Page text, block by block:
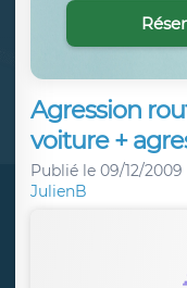
Agression
voiture +
Publié le 09/12/2009
JulienB